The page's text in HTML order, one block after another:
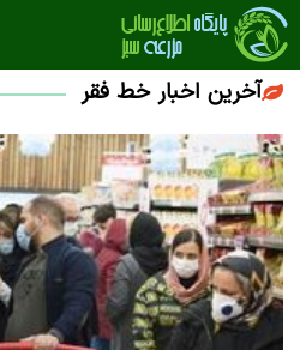
آخرین اخبار خط فقر